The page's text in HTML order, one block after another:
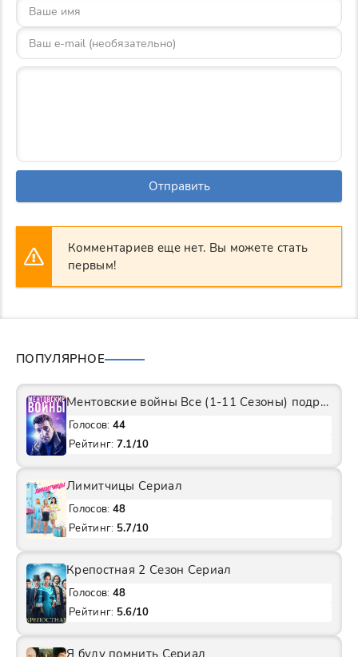
Отправить
Комментариев еще нет. Вы можете стать
первым!
ПОПУЛЯРНОЕ
Ментовские войны Все (1-11 Сезоны) подряд Сериал
Голосов: 44
Рейтинг: 7.1/10
Лимитчицы Сериал
Голосов: 48
Рейтинг: 5.7/10
Крепостная 2 Сезон Сериал
Голосов: 48
Рейтинг: 5.6/10